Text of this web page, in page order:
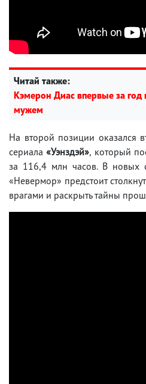
Читай также:
Кэмерон Диас впервые за год
мужем
На второй позиции оказался
сериала«Уэнздэй», который
за 116,4 млн часов. В новых
«Невермор» предстоит
врагами и раскрыть тайны